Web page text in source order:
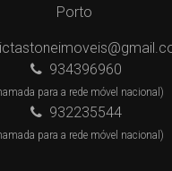
Porto
934396960
para a rede móvel nacional)
932235544
para a rede móvel nacional)